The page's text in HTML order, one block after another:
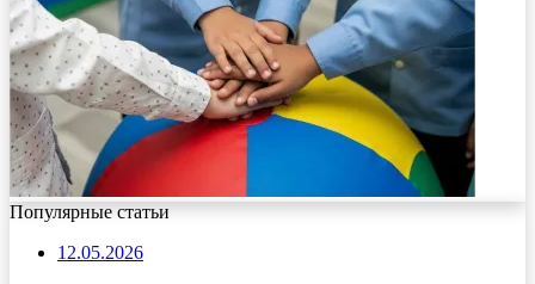
Популярные статьи
12.05.2026